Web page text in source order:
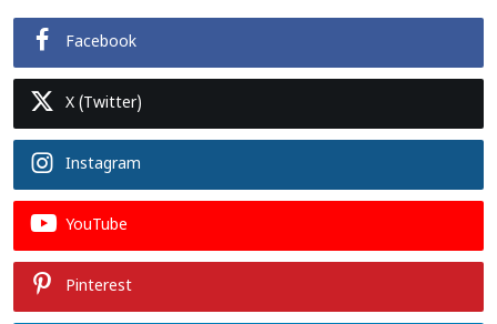
Facebook
X (Twitter)
Instagram
YouTube
Pinterest